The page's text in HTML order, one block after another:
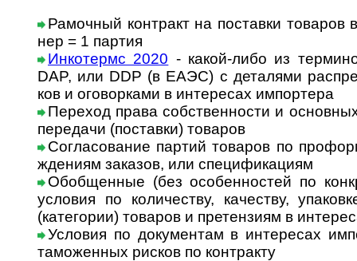
Рамочный контракт на поставки товаров
нер = 1 партия
Инкотермс 2020 - какой-либо из
DAP, или DDP (в ЕАЭС) с дета­лями
ков и ого­вор­ками в инте­ре­сах импортера
Переход права собственности и
пере­дачи (пос­та­вки) товаров
Согласование партий товаров по
жде­ниям зака­зов, или спе­ци­фи­кациям
Обобщенные (без особенностей по
усло­вия по коли­чес­тву, каче­с­тву,
(кате­го­рии) това­ров и пре­тен­зиям в
Условия по документам в инте­ре­сах
тамо­жен­ных рис­ков по кон­т­ракту